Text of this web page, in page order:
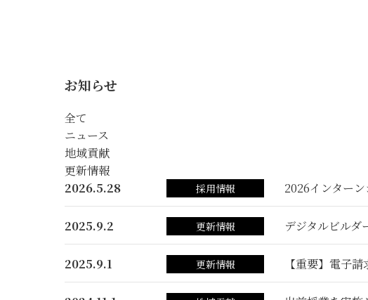
お知らせ
全て
ニュース
地域貢献
更新情報
2026.5.28
採用情報 2026インターン
2025.9.2 更新情報 デジタルビルダ
2025.9.1 更新情報 【重要】電子